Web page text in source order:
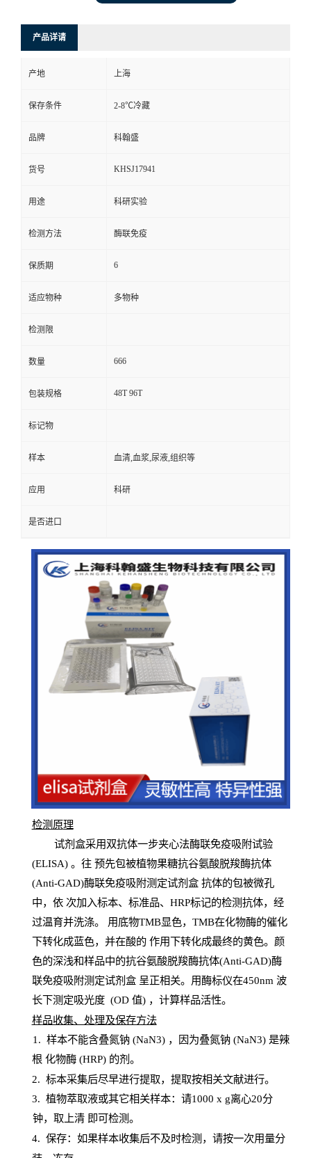
产品详请
产地 上海
保存条件 2-8℃冷藏
品牌 科翰盛
货号 KHSJ17941
用途 科研实验
检测方法 酶联免疫
保质期 6
适应物种 多物种
检测限
数量 666
包装规格 48T 96T
标记物
样本 血清,血浆,尿液,组织等
应用 科研
是否进口
检测原理
试剂盒采用双抗体一步夹心法酶联免疫吸附试验
(ELISA) 。往 预先包被植物果糖抗谷氨酸脱羧酶抗体
(Anti-GAD)酶联免疫吸附测定试剂盒抗体的包被微孔
中，依 次加入标本、标准品、 HRP标记的检测抗体，经
过温育并洗涤。 用底物TMB显色， TMB在化物酶的催化
下转化成蓝色，并在酸的 作用下转化成最终的黄色。颜
色的深浅和样品中的抗谷氨酸脱羧酶抗体(Anti-GAD)酶
联免疫吸附测定试剂盒呈正相关。用酶标仪在450nm 波
长下测定吸光度 (OD 值) ，计算样品活性。
样品收集、处理及保存方法
1 . 样本不能含叠氮钠(NaN3) ，因为叠氮钠 (NaN3) 是辣
根 化物酶(HRP) 的剂。
2. 标本采集后尽早进行提取，提取按相关文献进行。
3. 植物萃取液或其它相关样本：请1000 x g离心20分
钟，取上清 即可检测。
4. 保存：如果样本收集后不及时检测，请按一次用量分